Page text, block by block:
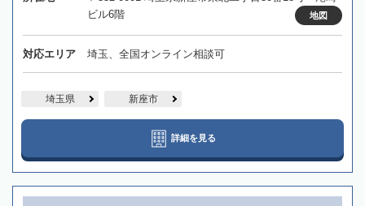
ビル6階
地図
対応エリア 埼玉、全国オンライン相談可
埼玉県 新座市
詳細を見る